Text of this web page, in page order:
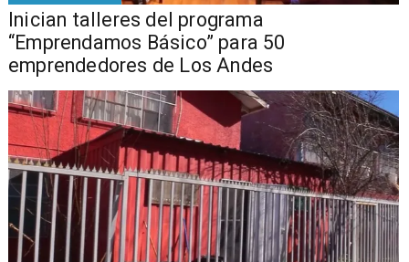
Inician talleres del programa
“Emprendamos Básico” para 50
emprendedores de Los Andes